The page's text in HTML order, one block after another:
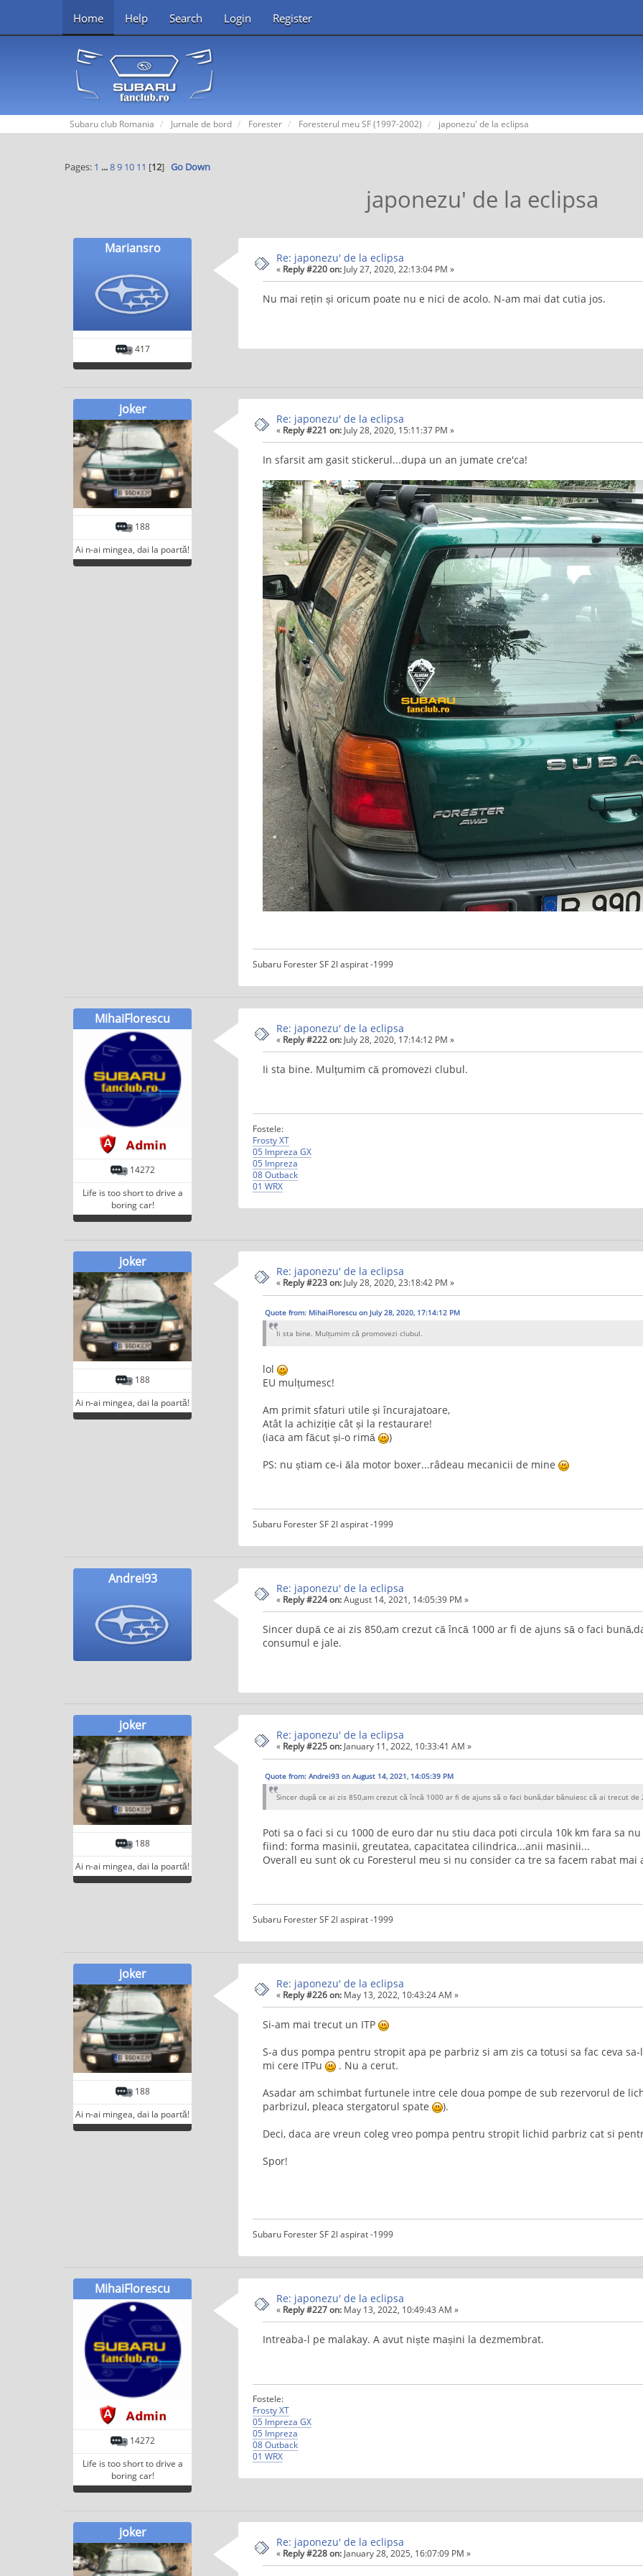
Home Help Search Login Register
Subaru club Romania Jurnale de bord Forester Foresterul meu SF (1997-2002) japonezu' de la eclipsa
Pages: 1 ...8 9 10 11 [12] Go Down
japonezu' de la eclipsa
Mariansro
417
Re: japonezu' de la eclipsa
« Reply #220 on: July 27, 2020, 22:13:04 PM »
Nu mai rețin și oricum poate nu e nici de acolo. N-am mai dat cutia jos.
joker
188
Ai n-ai mingea, dai la poartă!
Re: japonezu' de la eclipsa
« Reply #221 on: July 28, 2020, 15:11:37 PM »
In sfarsit am gasit stickerul...dupa un an jumate cre'ca!
Subaru Forester SF 2l aspirat -1999
MihaiFlorescu
14272
Life is too short to drive a
boring car!
Re: japonezu' de la eclipsa
« Reply #222 on: July 28, 2020, 17:14:12 PM »
Ii sta bine. Mulțumim că promovezi clubul.
Fostele:
Frosty XT
05 Impreza GX
05 Impreza
08 Outback
01 WRX
joker
188
Ai n-ai mingea, dai la poartă!
Re: japonezu' de la eclipsa
« Reply #223 on: July 28, 2020, 23:18:42 PM »
Quote from: MihaiFlorescu on July 28, 2020, 17:14:12 PM
Ii sta bine. Mulțumim că promovezi clubul.
lol
EU mulțumesc!
Am primit sfaturi utile și încurajatoare,
Atât la achiziție cât și la restaurare!
(iaca am făcut și-o rimă
)
PS: nu știam ce-i ăla motor boxer...râdeau mecanicii de mine
Subaru Forester SF 2l aspirat -1999
Andrei93
Re: japonezu' de la eclipsa
« Reply #224 on:August 14, 2021, 14:05:39 PM »
Sincer după ce ai zis 850,am crezut că încă 1000 ar fi de ajuns să o faci
consumul e jale.
joker
188
Ai n-ai mingea, dai la poartă!
Re: japonezu' de la eclipsa
« Reply #225 on: January 11, 2022, 10:33:41 AM »
Quote from: Andrei93 on August 14, 2021, 14:05:39 PM
Sincer după ce ai zis 850,am crezut că încă 1000 ar fi de ajuns să o faci bună,dar bănuiesc că ai trecut de
Poti sa o faci si cu 1000 de euro dar nu stiu daca poti circula 10k km fara sa
fiind: forma masinii, greutatea, capacitatea cilindrica...anii masinii...
Overall eu sunt ok cu Foresterul meu si nu consider ca tre sa facem rabat
Subaru Forester SF 2l aspirat -1999
joker
188
Ai n-ai mingea, dai la poartă!
Re: japonezu' de la eclipsa
« Reply #226 on: May 13, 2022, 10:43:24 AM »
Si-am mai trecut un ITP
S-a dus pompa pentru stropit apa pe parbriz si am zis ca totusi sa fac ceva
mi cere ITPu
. Nu a cerut.
Asadar am schimbat furtunele intre cele doua pompe de sub rezervorul de
parbrizul, pleaca stergatorul spate
).
Deci, daca are vreun coleg vreo pompa pentru stropit lichid parbriz cat si
Spor!
Subaru Forester SF 2l aspirat -1999
MihaiFlorescu
14272
Life is too short to drive a
boring car!
Re: japonezu' de la eclipsa
« Reply #227 on: May 13, 2022, 10:49:43 AM »
Intreaba-l pe malakay. A avut niște mașini la dezmembrat.
Fostele:
Frosty XT
05 Impreza GX
05 Impreza
08 Outback
01 WRX
joker
Re: japonezu' de la eclipsa
« Reply #228 on: January 28, 2025, 16:07:09 PM »